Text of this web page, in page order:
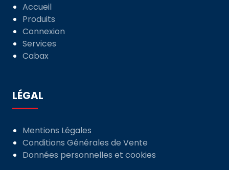
Accueil
Produits
Connexion
Services
Cabax
LÉGAL
Mentions Légales
Conditions Générales de Vente
Données personnelles et cookies